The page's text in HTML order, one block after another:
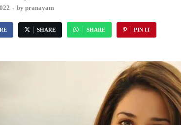
- by pranayam
SHARE SHARE PIN IT